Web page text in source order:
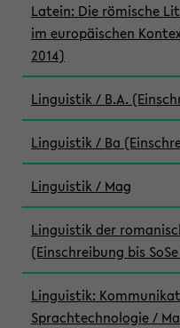
Latein: Die römische
im europäischen
2014)
Linguistik / B.A.
Linguistik / Ba
Linguistik / Mag
Linguistik der
(Einschreibung bis
Linguistik:
Sprachtechnologie /